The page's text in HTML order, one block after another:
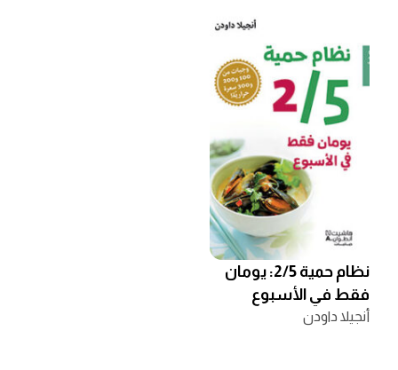
نظام حمية 2/5: يومان
فقط في الأسبوع
أنجيلا داودن